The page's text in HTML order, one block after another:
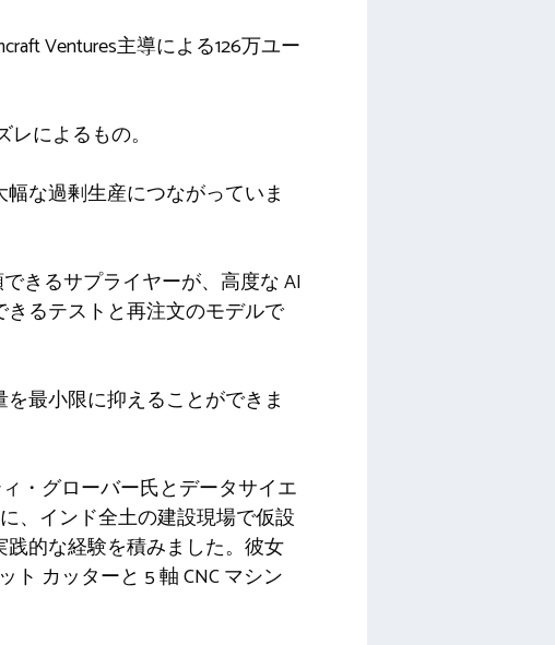
Ventures主導による126万ユー
レによるもの。
な過剰生産につながっていま
きるサプライヤーが、高度な AI
るテストと再注文のモデルで
最小限に抑えることができま
・グローバー氏とデータサイエ
、インド全土の建設現場で仮設
的な経験を積みました。彼女
カッターと 5 軸 CNC マシン